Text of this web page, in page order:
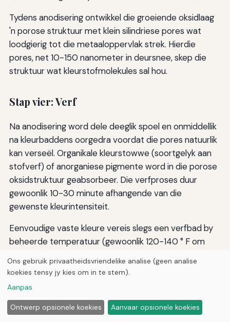
Tydens anodisering ontwikkel die groeiende oksidlaag
'n porose struktuur met klein silindriese pores wat
loodgierig tot die metaaloppervlak strek. Hierdie
pores, net 10-150 nanometer in deursnee, skep die
struktuur wat kleurstofmolekules sal hou.
Stap vier: Verf
Na anodisering word dele deeglik spoel en onmiddellik
na kleurbaddens oorgedra voordat die pores natuurlik
kan verseël. Organikale kleurstowwe (soortgelyk aan
stofverf) of anorganiese pigmente word in die porose
oksidstruktuur geabsorbeer. Die verfproses duur
gewoonlik 10-30 minute afhangende van die
gewenste kleurintensiteit.
Eenvoudige vaste kleure vereis slegs een verfbad by
beheerde temperatuur (gewoonlik 120-140 ° F om
FlT:0 Fade effekte word geskep deur die deel
geleidelik in kleurstowwe te dompel, met verskillende
dele van die deel wat verskillende hoeveelhede tyd in
die kleurstowwe spandeer (skep gradiente) of deur
Ons gebruik privaatheidsvriendelike analise (geen analise
koekies tensy jy kies om in te stem).
Aanpas
Ontwerp opsionele koekies Aanvaar opsionele koekies